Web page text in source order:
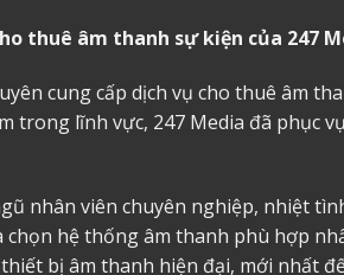
thuê âm thanh sự kiện của 247
cung cấp dịch vụ cho thuê âm
trong lĩnh vực, 247 Media đã phục
nhân viên chuyên nghiệp, nhiệt
hệ thống âm thanh phù hợp
bị âm thanh hiện đại, mới nhất